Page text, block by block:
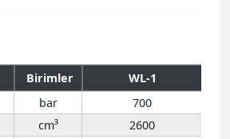
Birimler
WL-1
bar
700
cm³
2600